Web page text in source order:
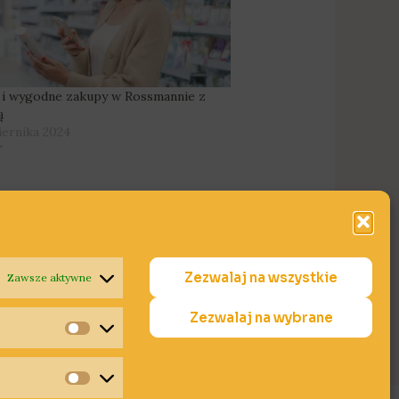
Zawsze aktywne
Statystyki
Zezwalaj na wszystkie
Zezwalaj na wybrane
wygodne zakupy w Rossmannie z
Następny Wpis